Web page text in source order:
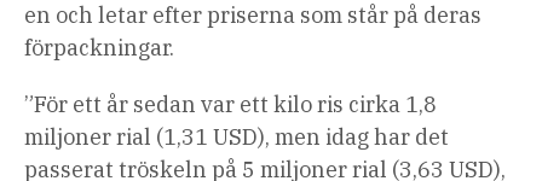
en och letar efter priserna som står på deras
förpackningar.
”För ett år sedan var ett kilo ris cirka 1,8
miljoner rial (1,31 USD), men idag har det
passerat tröskeln på 5 miljoner rial (3,63 USD),